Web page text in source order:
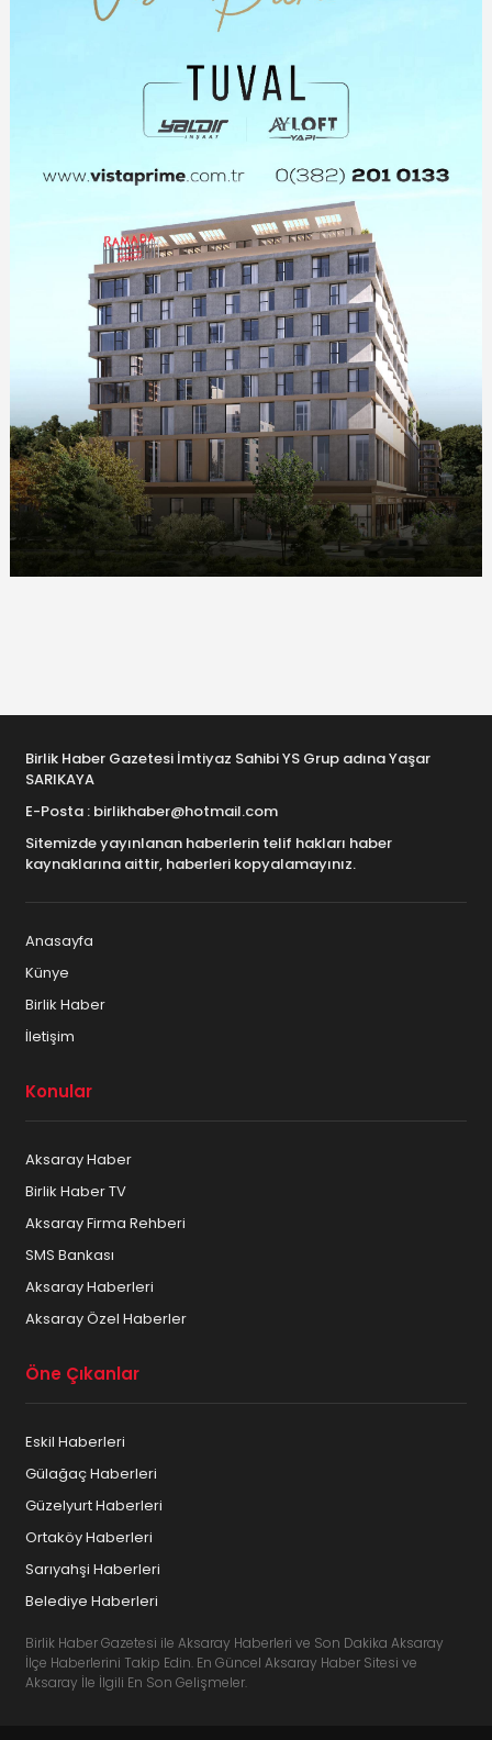
Birlik Haber Gazetesi İmtiyaz Sahibi YS Grup adına Yaşar
SARIKAYA
E-Posta : birlikhaber@hotmail.com
Sitemizde yayınlanan haberlerin telif hakları haber
kaynaklarına aittir, haberleri kopyalamayınız.
Anasayfa
Künye
Birlik Haber
İletişim
Konular
Aksaray Haber
Birlik Haber TV
Aksaray Firma Rehberi
SMS Bankası
Aksaray Haberleri
Aksaray Özel Haberler
Öne Çıkanlar
Eskil Haberleri
Gülağaç Haberleri
Güzelyurt Haberleri
Ortaköy Haberleri
Sarıyahşi Haberleri
Belediye Haberleri
Birlik Haber Gazetesi ile Aksaray Haberleri ve Son Dakika Aksaray
İlçe Haberlerini Takip Edin. En Güncel Aksaray Haber Sitesi ve
Aksaray İle İlgili En Son Gelişmeler.